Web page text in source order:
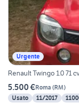
Urgente
Renault Twingo 1.0 71
5.500 €Roma (RM)
Usato
11/2017